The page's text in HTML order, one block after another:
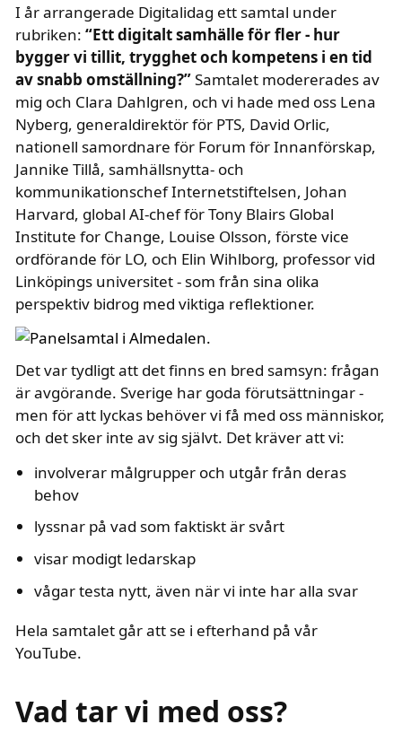
I år arrangerade Digitalidag ett samtal under
rubriken: text i fetstil
“Ett digitalt samhälle för fler - hur
bygger vi tillit, trygghet och kompetens i en tid
av snabb omställning?”Samtalet modererades av
mig och Clara Dahlgren, och vi hade med oss Lena
Nyberg, generaldirektör för PTS, David Orlic,
nationell samordnare för Forum för Innanförskap,
Jannike Tillå, samhällsnytta- och
kommunikationschef Internetstiftelsen, Johan
Harvard, global AI-chef för Tony Blairs Global
Institute for Change, Louise Olsson, förste vice
ordförande för LO, och Elin Wihlborg, professor vid
Linköpings universitet - som från sina olika
perspektiv bidrog med viktiga reflektioner.
Det var tydligt att det finns en bred samsyn: frågan
är avgörande. Sverige har goda förutsättningar -
men för att lyckas behöver vi få med oss människor,
och det sker inte av sig självt. Det kräver att vi:
involverar målgrupper och utgår från deras
behov
lyssnar på vad som faktiskt är svårt
visar modigt ledarskap
vågar testa nytt, även när vi inte har alla svar
Hela samtalet går att se i efterhand på vår
YouTube.
text i fetstil
Vad tar vi med oss?